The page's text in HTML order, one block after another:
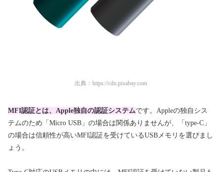
出典： https://cdn.pixabay.com
MFI認証とは、Apple独自の認証システムです。Appleの独自シス
テムのため「Micro USB」の場合は関係ありませんが、「type-C」
の場合は信頼性が高いMFI認証を受けているUSBメモリを選びまし
ょう。